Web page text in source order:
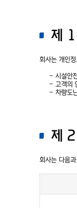
제
회사는 개인
- 시설안
- 고객의
- 차량도
제
회사는 다음